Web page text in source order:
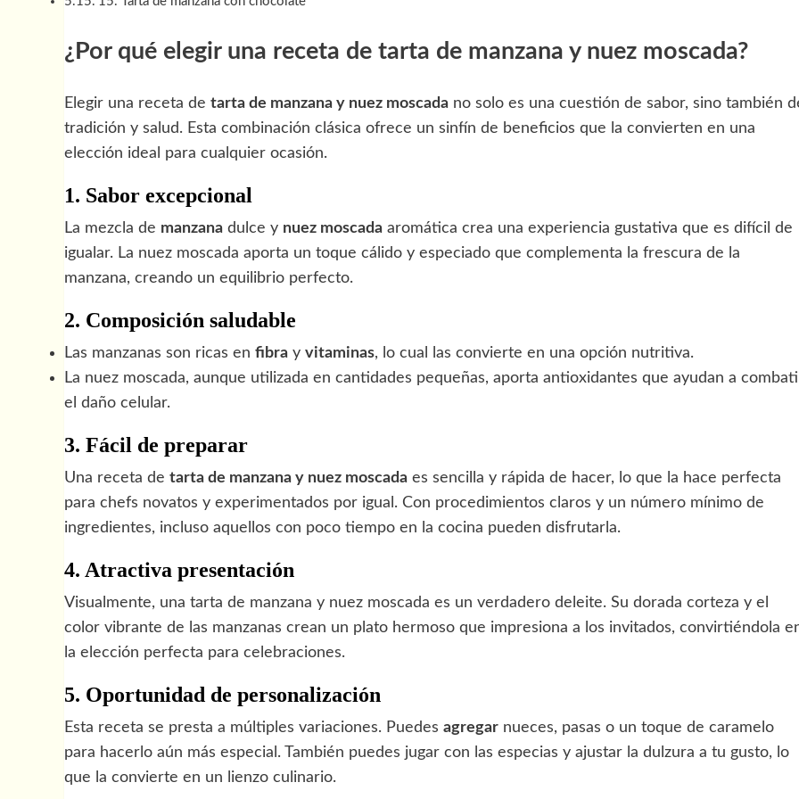
¿Por qué elegir una receta de tarta de manzana y nuez moscada?
Elegir una receta de tarta de manzana y nuez moscada no solo es una cuestión de sabor, sino también
tradición y salud. Esta combinación clásica ofrece un sinfín de beneficios que la convierten en una
elección ideal para cualquier ocasión.
1. Sabor excepcional
La mezcla de manzana dulce y nuez moscada aromática crea una experiencia gustativa que es difícil de
igualar. La nuez moscada aporta un toque cálido y especiado que complementa la frescura de la
manzana, creando un equilibrio perfecto.
2. Composición saludable
Las manzanas son ricas en fibra y vitaminas, lo cual las convierte en una opción nutritiva.
La nuez moscada, aunque utilizada en cantidades pequeñas, aporta antioxidantes que ayudan a
el daño celular.
3. Fácil de preparar
Una receta de tarta de manzana y nuez moscada es sencilla y rápida de hacer, lo que la hace perfecta
para chefs novatos y experimentados por igual. Con procedimientos claros y un número mínimo de
ingredientes, incluso aquellos con poco tiempo en la cocina pueden disfrutarla.
4. Atractiva presentación
Visualmente, una tarta de manzana y nuez moscada es un verdadero deleite. Su dorada corteza y el
color vibrante de las manzanas crean un plato hermoso que impresiona a los invitados, convirtiéndola
la elección perfecta para celebraciones.
5. Oportunidad de personalización
Esta receta se presta a múltiples variaciones. Puedes agregar nueces, pasas o un toque de caramelo
para hacerlo aún más especial. También puedes jugar con las especias y ajustar la dulzura a tu gusto, lo
que la convierte en un lienzo culinario.